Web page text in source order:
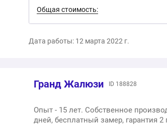
Общая стоимость:
Дата работы: 12 марта 2022 г.
Гранд Жалюзи ID 188828
Опыт - 15 лет. Собственное
дней, бесплатный замер, гарантия 2